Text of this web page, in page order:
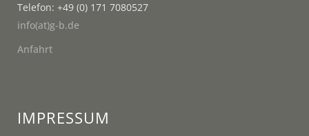
Telefon: +49 (0) 171 7080527
info(at)g-b.de
Anfahrt
IMPRESSUM